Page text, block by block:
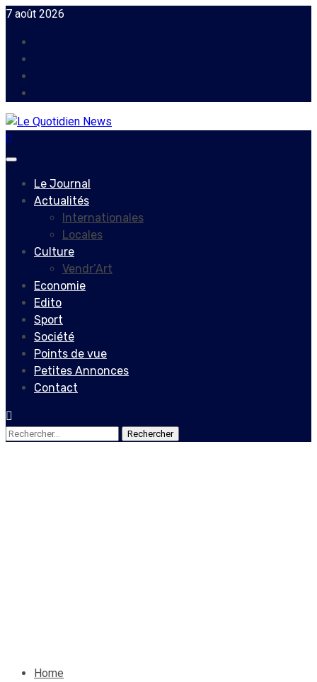
Skip
content
7 août 2026
Primary
Le Journal
Actualités
Internationales
Locales
Culture
Vendr’Art
Economie
Edito
Sport
Société
Points de vue
Petites Annonces
Contact
Rechercher :
Home